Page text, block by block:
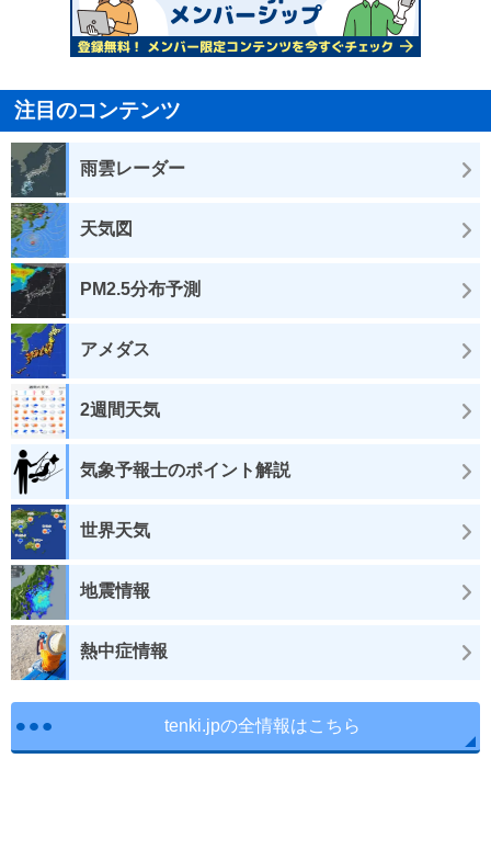
注目のコンテンツ
雨雲レーダー
天気図
PM2.5分布予測
アメダス
2週間天気
気象予報士のポイント解説
世界天気
地震情報
熱中症情報
tenki.jpの全情報はこちら